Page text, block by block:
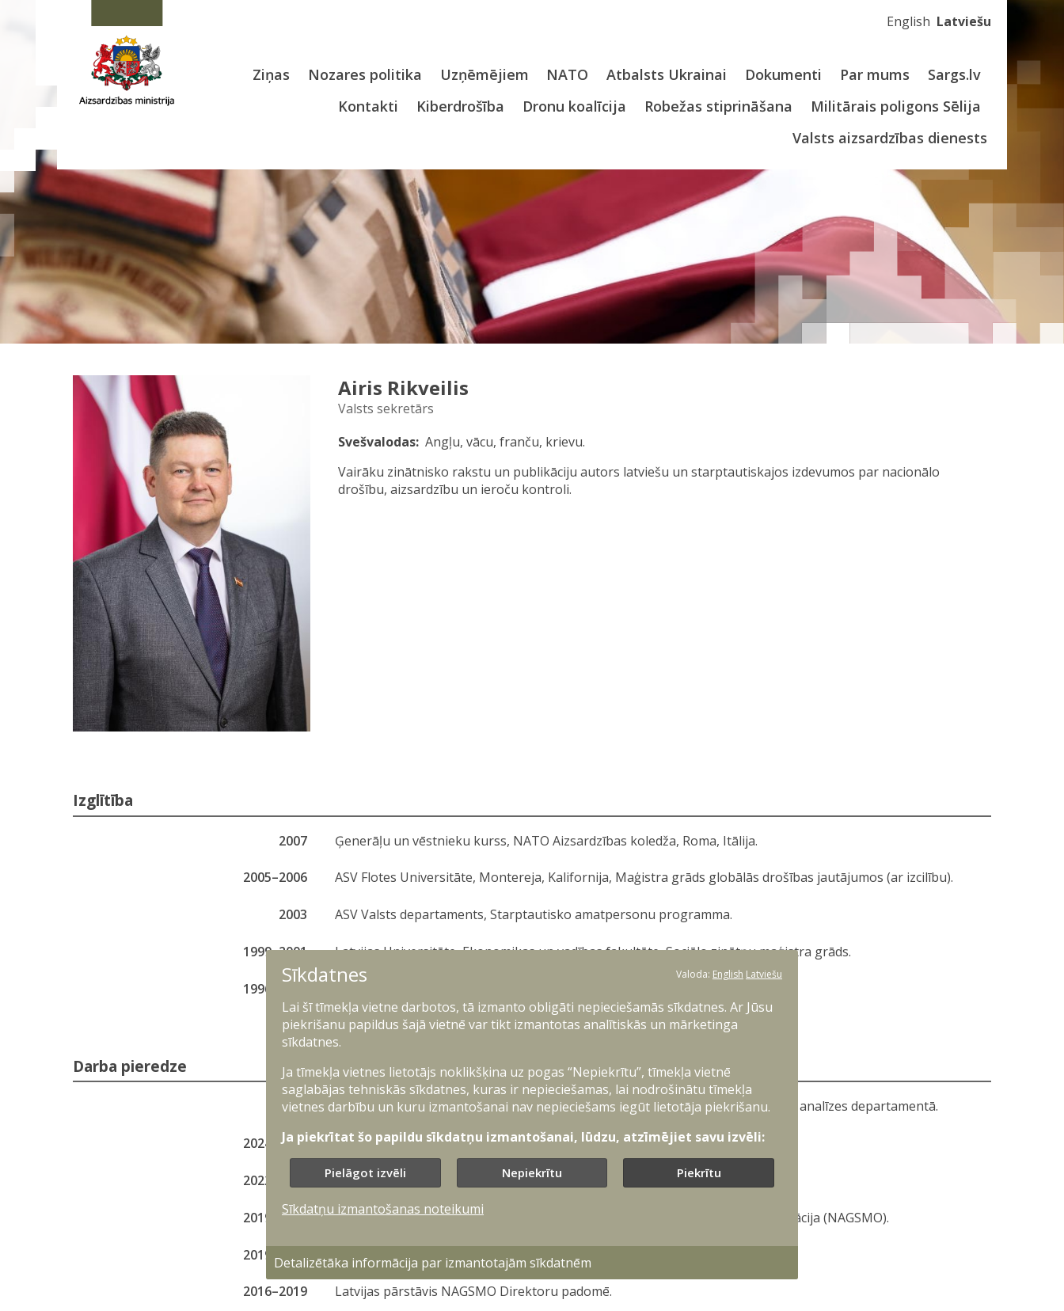
English Latviešu
Ziņas Nozares politika Uzņēmējiem NATO Atbalsts Ukrainai Dokumenti Par mums
Sargs.lv
Kontakti
Kiberdrošība Dronu koalīcija Robežas stiprināšana
Militārais poligons Sēlija
Valsts aizsardzības dienests
Airis Rikveilis
Valsts sekretārs
Svešvalodas Angļu, vācu, franču, krievu.
Vairāku zinātnisko rakstu un publikāciju autors latviešu un starptautiskajos izdevumos par nacionālo
drošību, aizsardzību un ieroču kontroli.
Izglītība
2007 Ģenerāļu un vēstnieku kurss, NATO Aizsardzības koledža, Roma, Itālija.
2005–2006 ASV Flotes Universitāte, Montereja, Kalifornija, Maģistra grāds globālās drošības jautājumos (ar izcilību).
2003 ASV Valsts departaments, Starptautisko amatpersonu programma.
1999–2001 Latvijas Universitāte, Ekonomikas un vadības fakultāte, Sociālo zinātņu maģistra grāds.
1996–1998
Darba pieredze
2026 Aizsardzības padomnieks Aizsardzības ministrijas Aizsardzības plānošanas un analīzes departamentā.
2024–2026 Ministru prezidenta Nacionālās drošības padomnieks.
2022–2024 Aizsardzības padomnieks, Latvijas vēstniecība ASV, Vašingtona.
2019–2022 Valdes priekšsēdētājs, NATO Sabiedroto zemes novērošanas vadības organizācija (NAGSMO).
2019–2022 Aizsardzības padomnieks, Latvijas pārstāvis ES institūcijās.
2016–2019 Latvijas pārstāvis NAGSMO Direktoru padomē.
Sīkdatnes Valoda: English Latviešu
Lai šī tīmekļa vietne darbotos, tā izmanto obligāti nepieciešamās sīkdatnes. Ar Jūsu
piekrišanu papildus šajā vietnē var tikt izmantotas analītiskās un mārketinga
sīkdatnes.
Ja tīmekļa vietnes lietotājs noklikšķina uz pogas “Nepiekrītu”, tīmekļa vietnē
saglabājas tehniskās sīkdatnes, kuras ir nepieciešamas, lai nodrošinātu tīmekļa
vietnes darbību un kuru izmantošanai nav nepieciešams iegūt lietotāja piekrišanu.
Ja piekrītat šo papildu sīkdatņu izmantošanai, lūdzu, atzīmējiet savu izvēli:
Pielāgot izvēli Nepiekrītu Piekrītu
Sīkdatņu izmantošanas noteikumi
Detalizētāka informācija par izmantotajām sīkdatnēm